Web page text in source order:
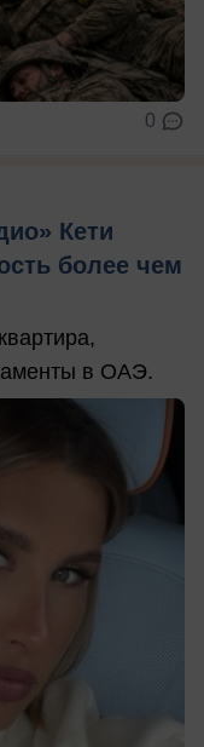
0
Кети
более чем
в ОАЭ.